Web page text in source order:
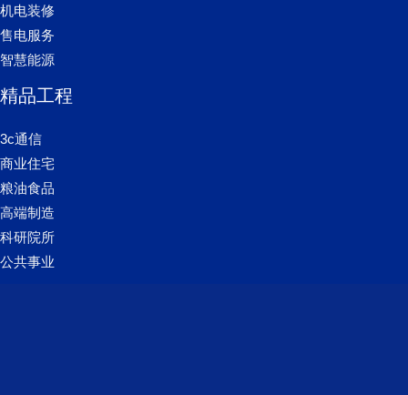
机电装修
售电服务
智慧能源
精品工程
3c通信
商业住宅
粮油食品
高端制造
科研院所
公共事业